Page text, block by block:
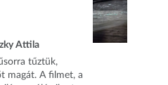
Attila
tűztük,
magát. A filmet, a